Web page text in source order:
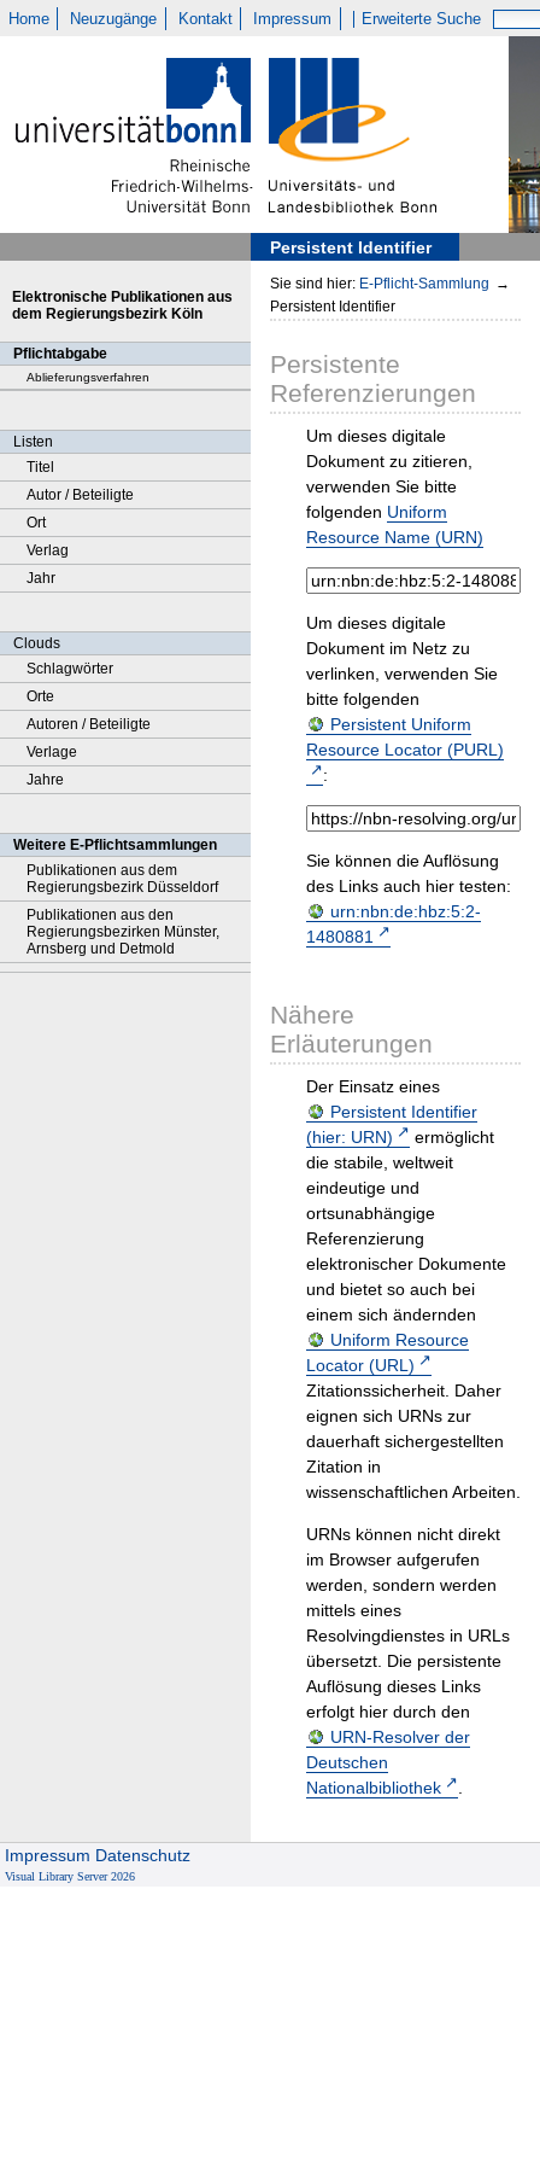
Home Neuzugänge Kontakt Impressum Erweiterte Suche
Persistent Identifier
Elektronische Publikationen aus
dem Regierungsbezirk Köln
Pflichtabgabe
Ablieferungsverfahren
Listen
Titel
Autor / Beteiligte
Ort
Verlag
Jahr
Clouds
Schlagwörter
Orte
Autoren / Beteiligte
Verlage
Jahre
Weitere E-Pflichtsammlungen
Publikationen aus dem
Regierungsbezirk Düsseldorf
Publikationen aus den
Regierungsbezirken Münster,
Arnsberg und Detmold
Sie sind hier: E-Pflicht-Sammlung →
Persistent Identifier
Persistente
Referenzierungen
Um dieses digitale
Dokument zu zitieren,
verwenden Sie bitte
folgenden Uniform
Resource Name (URN)
Um dieses digitale
Dokument im Netz zu
verlinken, verwenden Sie
bitte folgenden
Persistent Uniform
Resource Locator (PURL)
:
Sie können die Auflösung
des Links auch hier testen:
urn:nbn:de:hbz:5:2-
1480881
Nähere
Erläuterungen
Der Einsatz eines
Persistent Identifier
(hier: URN)
ermöglicht
die stabile, weltweit
eindeutige und
ortsunabhängige
Referenzierung
elektronischer Dokumente
und bietet so auch bei
einem sich ändernden
Uniform Resource
Locator (URL)
Zitationssicherheit. Daher
eignen sich URNs zur
dauerhaft sichergestellten
Zitation in
wissenschaftlichen Arbeiten.
URNs können nicht direkt
im Browser aufgerufen
werden, sondern werden
mittels eines
Resolvingdienstes in URLs
übersetzt. Die persistente
Auflösung dieses Links
erfolgt hier durch den
URN-Resolver der
Deutschen
Nationalbibliothek
.
Impressum Datenschutz
Visual Library Server 2026